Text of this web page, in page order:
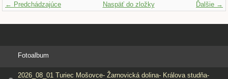
← Predchádzajúce Ďalšie →
Naspäť do zložky
Fotoalbum
2026_08_01 Turiec Mošovce- Žarnovická dolina- Králova studňa-